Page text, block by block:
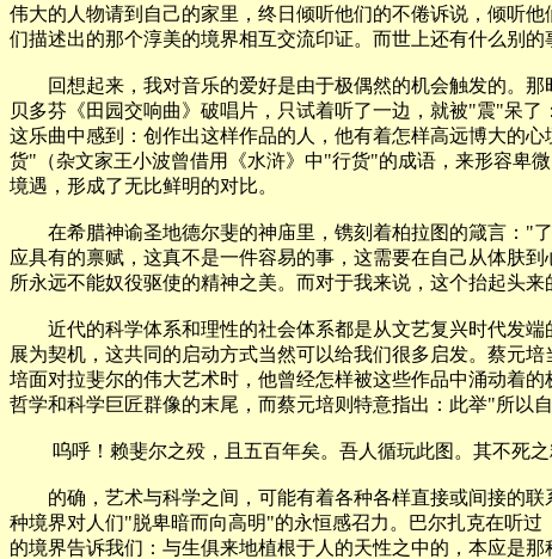
伟大的人物请到自己的家里，终日倾听他们的不倦诉说，倾听
们描述出的那个淳美的境界相互交流印证。而世上还有什么别
回想起来，我对音乐的爱好是由于极偶然的机会触发的。那
贝多芬《田园交响曲》破唱片，只试着听了一边，就被"震"呆
这乐曲中感到：创作出这样作品的人，他有着怎样高远博大的
货"（杂文家王小波曾借用《水浒》中"行货"的成语，来形容卑
境遇，形成了无比鲜明的对比。
在希腊神谕圣地德尔斐的神庙里，镌刻着柏拉图的箴言："了
应具有的禀赋，这真不是一件容易的事，这需要在自己从体肤
所永远不能奴役驱使的精神之美。而对于我来说，这个抬起头
近代的科学体系和理性的社会体系都是从文艺复兴时代发端
展为契机，这共同的启动方式当然可以给我们很多启发。蔡元
培面对拉斐尔的伟大艺术时，他曾经怎样被这些作品中涌动着
哲学和科学巨匠群像的末尾，而蔡元培则特意指出：此举"所以
呜呼！赖斐尔之殁，且五百年矣。吾人循玩此图。其不死之
的确，艺术与科学之间，可能有着各种各样直接或间接的联
种境界对人们"脱卑暗而向高明"的永恒感召力。巴尔扎克在听
的境界告诉我们：与生俱来地植根于人的天性之中的，本应是